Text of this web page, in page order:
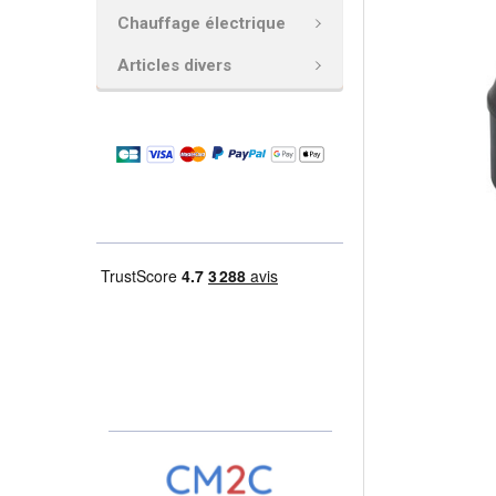
Chauffage électrique
Articles divers